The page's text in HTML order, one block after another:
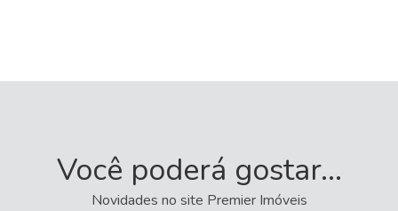
Você poderá gostar...
Novidades no site Premier Imóveis